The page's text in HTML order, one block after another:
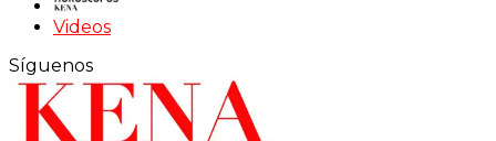
Videos
Síguenos